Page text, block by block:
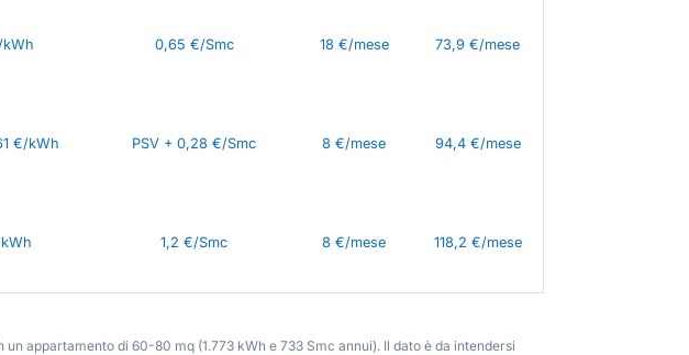
0,65 €/Smc 18 €/mese 73,9 €/mese
€/kWh PSV + 0,28 €/Smc 8 €/mese 94,4 €/mese
1,2 €/Smc 8 €/mese 118,2 €/mese
appartamento di 60-80 mq (1.773 kWh e 733 Smc annui). Il dato è da intendersi